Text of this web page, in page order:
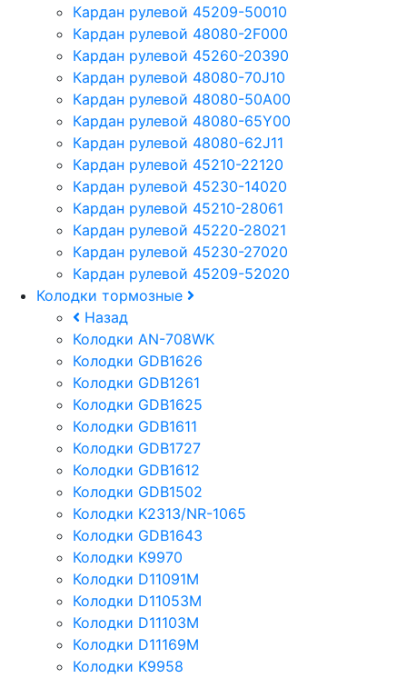
Кардан рулевой 45209-50010
Кардан рулевой 48080-2F000
Кардан рулевой 45260-20390
Кардан рулевой 48080-70J10
Кардан рулевой 48080-50A00
Кардан рулевой 48080-65Y00
Кардан рулевой 48080-62J11
Кардан рулевой 45210-22120
Кардан рулевой 45230-14020
Кардан рулевой 45210-28061
Кардан рулевой 45220-28021
Кардан рулевой 45230-27020
Кардан рулевой 45209-52020
Колодки тормозные
Назад
Колодки AN-708WK
Колодки GDB1626
Колодки GDB1261
Колодки GDB1625
Колодки GDB1611
Колодки GDB1727
Колодки GDB1612
Колодки GDB1502
Колодки K2313/NR-1065
Колодки GDB1643
Колодки K9970
Колодки D11091M
Колодки D11053M
Колодки D11103M
Колодки D11169M
Колодки K9958